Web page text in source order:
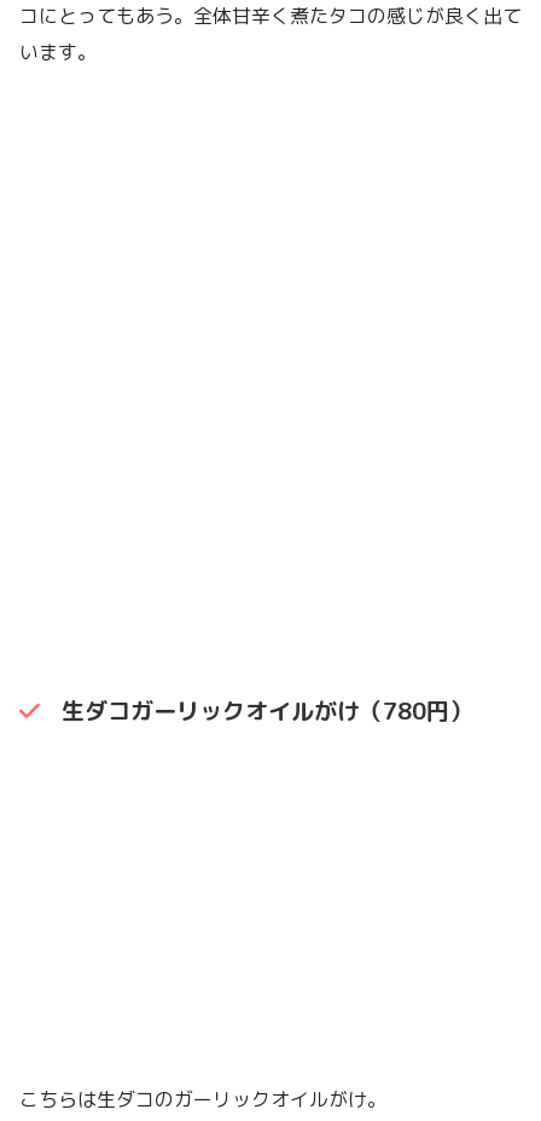
コにとってもあう。全体甘辛く煮たタコの感じが良く出て
います。
生ダコガーリックオイルがけ（780円）
こちらは生ダコのガーリックオイルがけ。